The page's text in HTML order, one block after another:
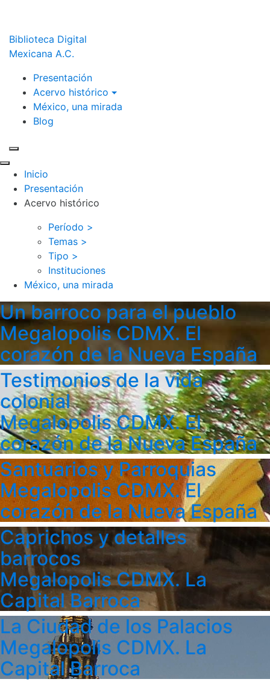
Biblioteca Digital
Mexicana A.C.
Presentación
Acervo histórico
México, una mirada
Blog
Inicio
Presentación
Acervo histórico
Período >
Temas >
Tipo >
Instituciones
México, una mirada
Un barroco para el pueblo
Megalopolis CDMX. El
corazón de la Nueva España
Testimonios de la vida
colonial
Megalopolis CDMX. El
corazón de la Nueva España
Santuarios y Parroquias
Megalopolis CDMX. El
corazón de la Nueva España
Caprichos y detalles
barrocos
Megalopolis CDMX. La
Capital Barroca
La Ciudad de los Palacios
Megalopolis CDMX. La
Capital Barroca